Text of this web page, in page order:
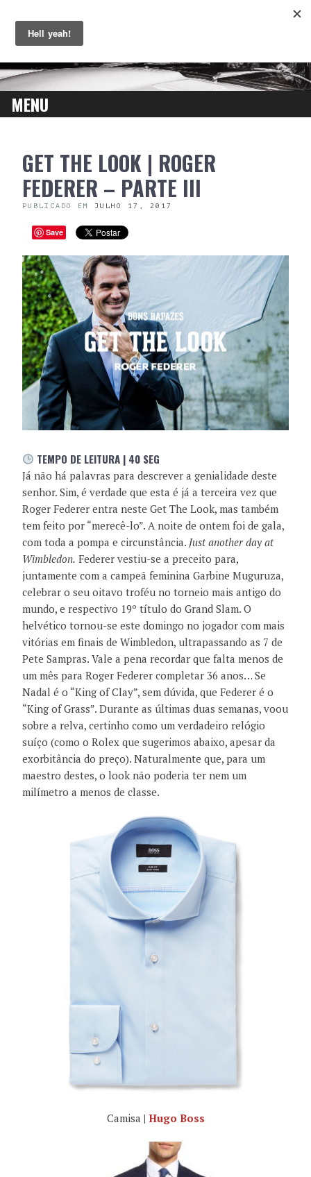
MENU
CONTENTGET THE LOOK | ROGER
FEDERER – PARTE III
PUBLICADO EM JULHO 17, 2017
Save
TEMPO DE LEITURA | 40 SEG
Já não há palavras para descrever a genialidade deste
senhor. Sim, é verdade que esta é já a terceira vez que
Roger Federer entra neste Get The Look, mas também
tem feito por “merecê-lo”. A noite de ontem foi de gala,
com toda a pompa e circunstância. Just another day at
Wimbledon. Federer vestiu-se a preceito para,
juntamente com a campeã feminina Garbine Muguruza,
celebrar o seu oitavo troféu no torneio mais antigo do
mundo, e respectivo 19º título do Grand Slam. O
helvético tornou-se este domingo no jogador com mais
vitórias em finais de Wimbledon, ultrapassando as 7 de
Pete Sampras. Vale a pena recordar que falta menos de
um mês para Roger Federer completar 36 anos… Se
Nadal é o “King of Clay”, sem dúvida, que Federer é o
“King of Grass”. Durante as últimas duas semanas, voou
sobre a relva, certinho como um verdadeiro relógio
suíço (como o Rolex que sugerimos abaixo, apesar da
exorbitância do preço). Naturalmente que, para um
maestro destes, o look não poderia ter nem um
milímetro a menos de classe.
Camisa | Hugo Boss